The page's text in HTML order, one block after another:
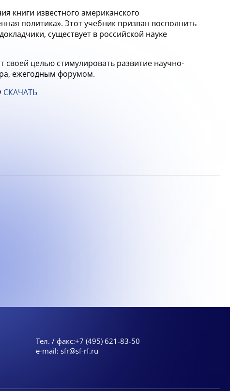
книги известного американского
политика». Этот учебник призван восполнить
существует в российской науке
своей целью стимулировать развитие научно-
ежегодным форумом.
СКАЧАТЬ
Тел. / факс:+7 (495) 621-83-50
e-mail: sfr@sf-rf.ru